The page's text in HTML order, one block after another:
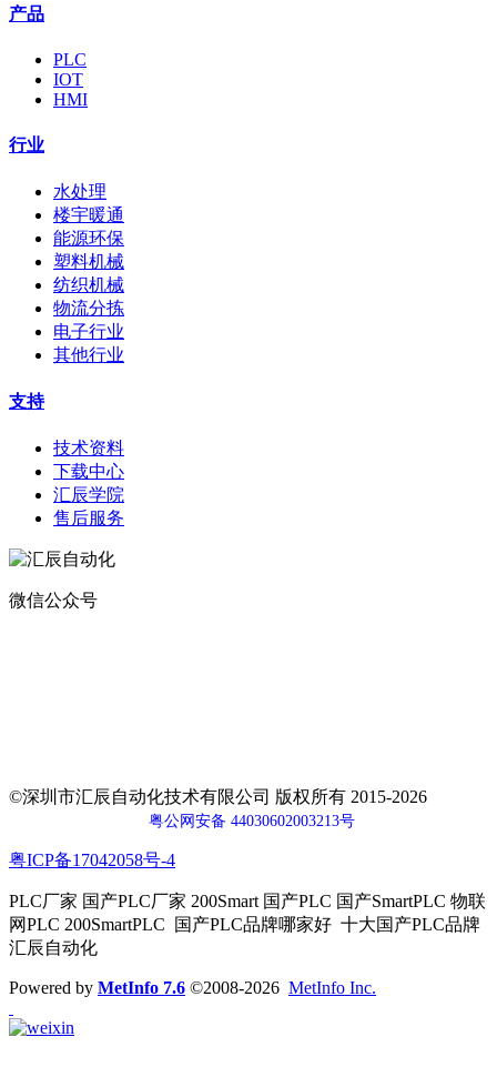
产品
PLC
IOT
HMI
行业
水处理
楼宇暖通
能源环保
塑料机械
纺织机械
物流分拣
电子行业
其他行业
支持
技术资料
下载中心
汇辰学院
售后服务
微信公众号
©深圳市汇辰自动化技术有限公司 版权所有 2015-2026
粤公网安备 44030602003213号
粤ICP备17042058号-4
PLC厂家 国产PLC厂家 200Smart 国产PLC 国产SmartPLC 物联
网PLC 200SmartPLC 国产PLC品牌哪家好 十大国产PLC品牌
汇辰自动化
Powered by MetInfo 7.6 ©2008-2026 MetInfo Inc.